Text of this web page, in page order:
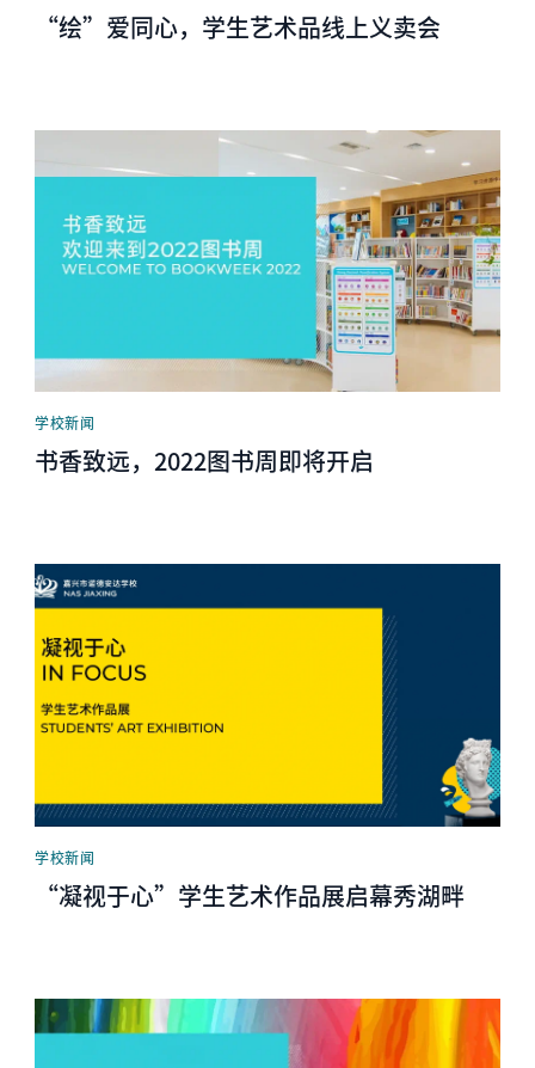
“绘”爱同心，学生艺术品线上义卖会
学校新闻
书香致远，2022图书周即将开启
News image
学校新闻
“凝视于心”学生艺术作品展启幕秀湖畔
News image